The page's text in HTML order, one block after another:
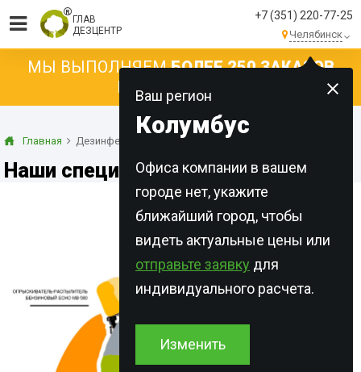
ГЛАВ
ДЕЗЦЕНТР
+7 (351) 220-77-25
Челябинск
Ваш регион
Колумбус
Офиса компании в вашем
городе нет, укажите
ближайший город, чтобы
видеть актуальные цены или
отправьте заявку для
индивидуального расчета.
Изменить
МЫ ВЫПОЛНЯЕМБОЛЕЕ 250 ЗАКАЗОВ
КАЖДЫЙ ДЕНЬ!
Главная Дезинфекторы
Наши специалисты